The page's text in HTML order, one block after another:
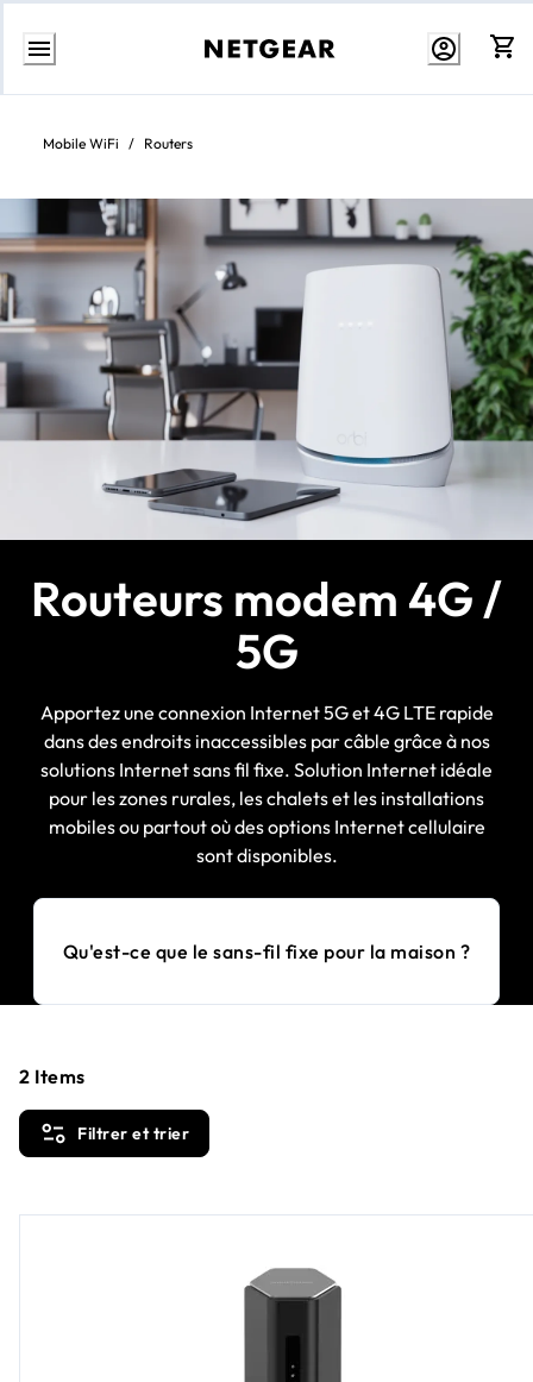
Aller
contenuMobile WiFi / Routers
Routeurs modem 4G /
5G
Apportez une connexion Internet 5G et 4G LTE rapide
dans des endroits inaccessibles par câble grâce à nos
solutions Internet sans fil fixe. Solution Internet idéale
pour les zones rurales, les chalets et les installations
mobiles ou partout où des options Internet cellulaire
sont disponibles.
Qu'est-ce que le sans-fil fixe pour la maison ?
Filtrer et trier
2 Items